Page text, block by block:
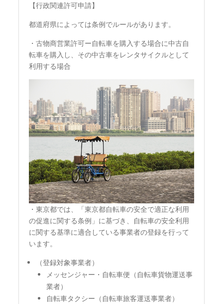
【行政関連許可申請】
都道府県によっては条例でルールがあります。
・古物商営業許可ー自転車を購入する場合に中古自
転車を購入し、その中古車をレンタサイクルとして
利用する場合
・東京都では、「東京都自転車の安全で適正な利用
の促進に関する条例」に基づき、自転車の安全利用
に関する基準に適合している事業者の登録を行って
います。
（登録対象事業者）
メッセンジャー・自転車便（自転車貨物運送事
業者）
自転車タクシー（自転車旅客運送事業者）